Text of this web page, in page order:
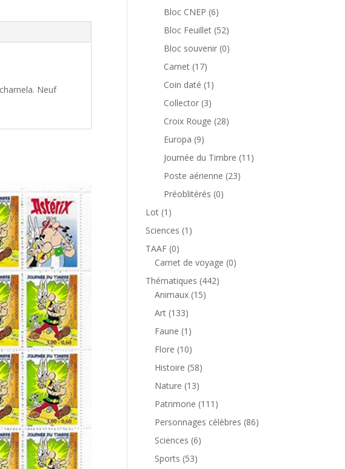
Neuf
Bloc CNEP 66
produits
Bloc Feuillet 5252
produits
Bloc souvenir 00
Carnet 1717
produits
Coin daté 1 1
Collector 33
produits
Croix Rouge 2828
Europa 99
produits
Journée du Timbre 11 11
Poste aérienne 2323
Préoblitérés 00
Lot 1 1
produit
Sciences 1 1
TAAF 00
produit
Carnet de voyage 00
Thématiques 442442
Animaux 1515
Art 133133
produits
Faune 1 1
produit
Flore 1010
produits
Histoire 5858
Nature 1313
produits
Patrimone 111 111
produits
Personnages célèbres 8686
Sciences 66
Sports 5353